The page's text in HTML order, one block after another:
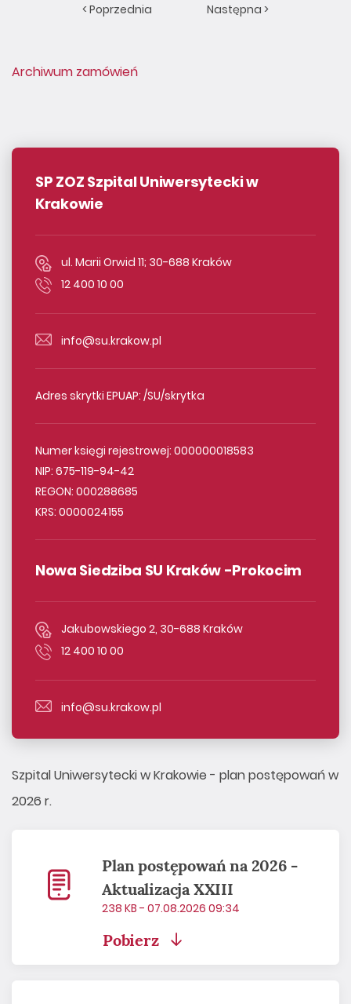
< Poprzednia Następna >
Archiwum zamówień
SP ZOZ Szpital Uniwersytecki w
Krakowie
ul. Marii Orwid 11; 30-688 Kraków
12 400 10 00
info@su.krakow.pl
Adres skrytki EPUAP: /SU/skrytka
Numer księgi rejestrowej: 000000018583
NIP: 675-119-94-42
REGON: 000288685
KRS: 0000024155
Nowa Siedziba SU Kraków -Prokocim
Jakubowskiego 2, 30-688 Kraków
12 400 10 00
info@su.krakow.pl
Szpital Uniwersytecki w Krakowie - plan postępowań w
2026 r.
Plan postępowań na 2026 -
Aktualizacja XXIII
238 KB - 07.08.2026 09:34
Pobierz